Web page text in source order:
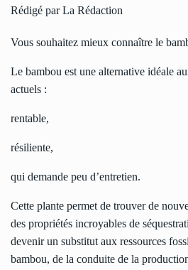
Rédigé par La Rédaction
Vous souhaitez mieux connaître le
Le bambou est une alternative idéale
actuels :
rentable,
résiliente,
qui demande peu d’entretien.
Cette plante permet de trouver de
des propriétés incroyables de
devenir un substitut aux ressources
bambou, de la conduite de la